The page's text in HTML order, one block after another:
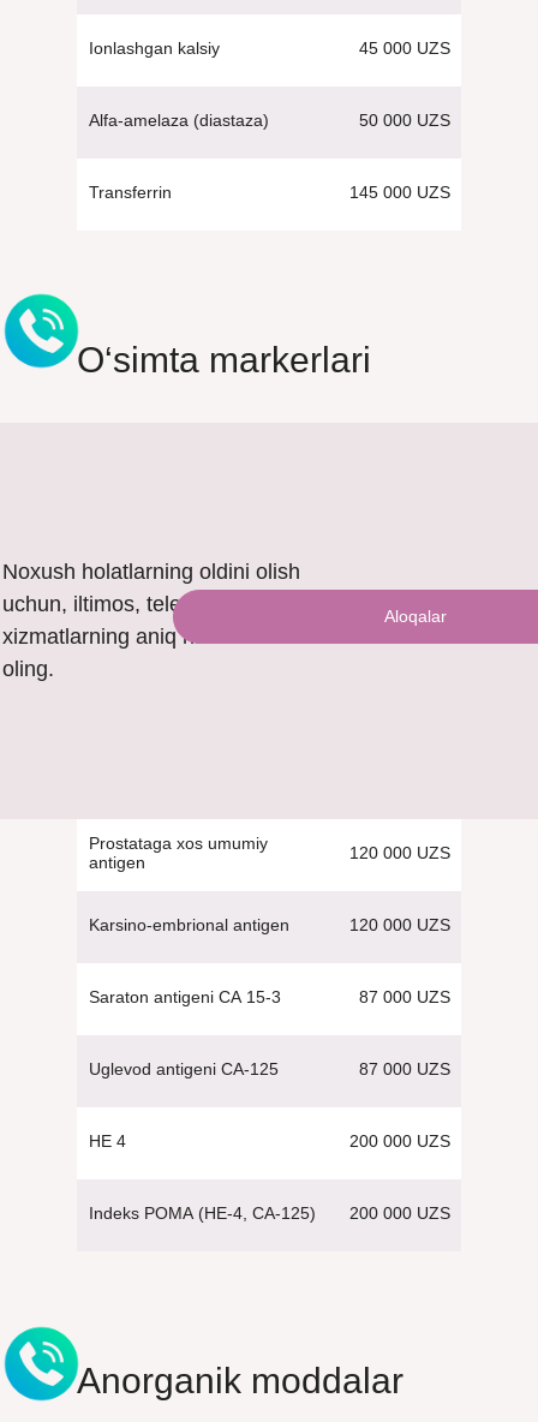
45 000 UZS
Ionlashgan kalsiy
50 000 UZS
Alfa-amelaza (diastaza)
145 000 UZS
Transferrin
O‘simta markerlari
Noxush holatlarning oldini olish
uchun, iltimos, telefon orqali
xizmatlarning aniq narxini bilib
oling.
Aloqalar
120 000 UZS
Prostataga xos umumiy
antigen
120 000 UZS
Karsino-embrional antigen
87 000 UZS
Saraton antigeni СА 15-3
87 000 UZS
Uglevod antigeni СА-125
200 000 UZS
НЕ 4
200 000 UZS
Indeks РОМА (HE-4, CA-125)
Anorganik moddalar